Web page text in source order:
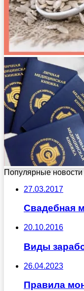
Популярные новости
27.03.2017
Свадебная
20.10.2016
Виды
26.04.2023
Правила